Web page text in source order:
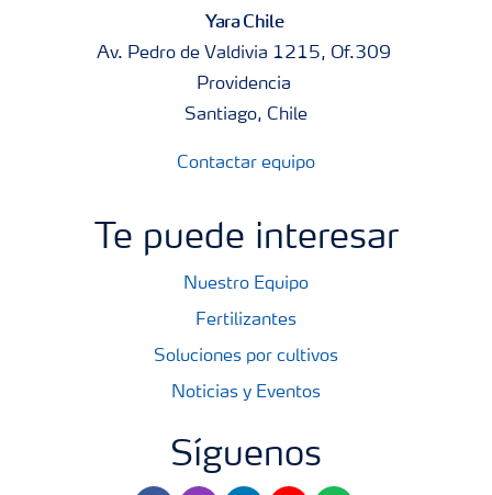
Yara Chile
Av. Pedro de Valdivia 1215, Of.309
Providencia
Santiago, Chile
Contactar equipo
Te puede interesar
Nuestro Equipo
Fertilizantes
Soluciones por cultivos
Noticias y Eventos
Síguenos